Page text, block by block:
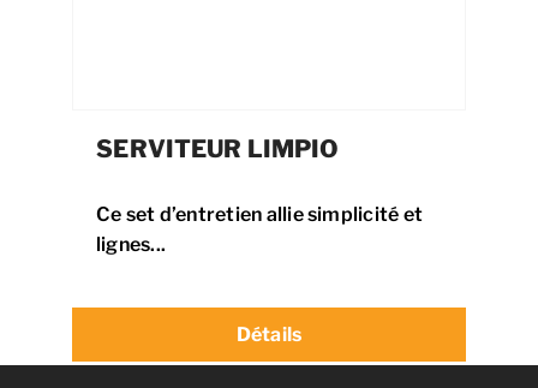
SERVITEUR LIMPIO
Ce set d’entretien allie simplicité et
lignes...
Détails